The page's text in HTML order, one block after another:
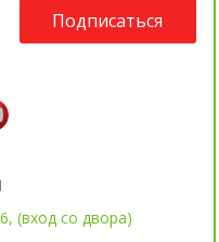
Подписаться
(вход со двора)